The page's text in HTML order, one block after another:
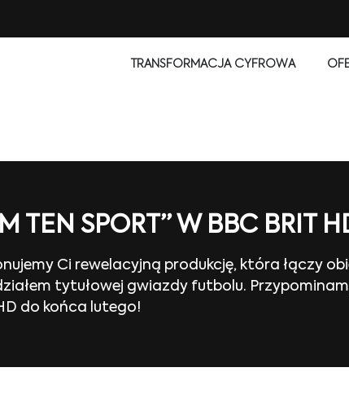
TRANSFORMACJA CYFROWA
TEN SPORT” W BBC BRIT
Ci rewelacyjną produkcję, która łączy
tytułowej gwiazdy futbolu.
do końca lutego!